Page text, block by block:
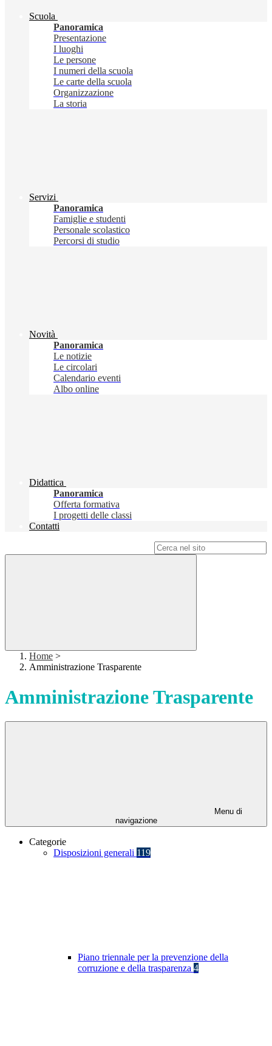
Scuola
Panoramica
Presentazione
I luoghi
Le persone
I numeri della scuola
Le carte della scuola
Organizzazione
La storia
Servizi
Panoramica
Famiglie e studenti
Personale scolastico
Percorsi di studio
Novità
Panoramica
Le notizie
Le circolari
Calendario eventi
Albo online
Didattica
Panoramica
Offerta formativa
I progetti delle classi
Contatti
Home >
Amministrazione Trasparente
Amministrazione Trasparente
Menu di
navigazione
Categorie
Disposizioni generali 119
Piano triennale per la prevenzione della
corruzione e della trasparenza 4